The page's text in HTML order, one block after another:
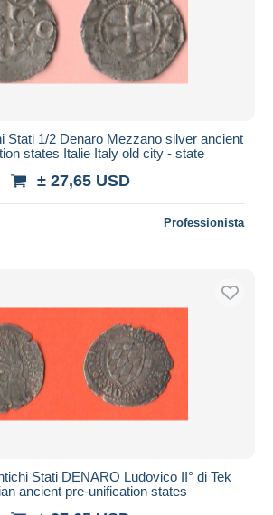
Stati 1/2 Denaro Mezzano silver ancient
states Italie Italy old city - state
± 27,65 USD
Professionista
Stati DENARO Ludovico II° di Tek
ancient pre-unification states